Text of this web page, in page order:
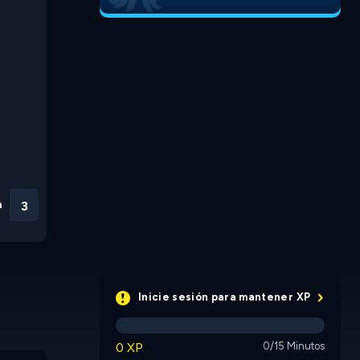
3
Inicie sesión para mantener XP
0 XP 0/15 Minutos